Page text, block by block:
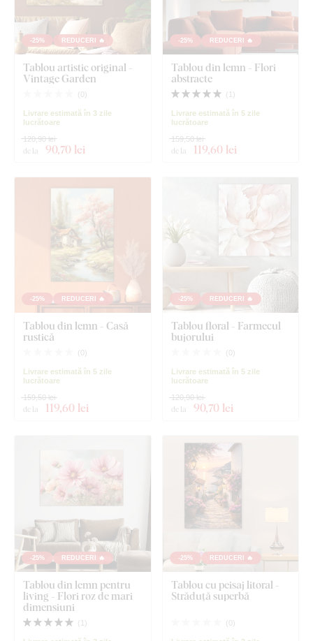
-25% REDUCERI 🔥
Tablou artistic original -
Vintage Garden
( 0)
Livrare estimată în 3 zile
lucrătoare
de la 90,70 lei
120,90 lei
-25% REDUCERI 🔥
Tablou din lemn - Flori
abstracte
( 1 )
Livrare estimată în 5 zile
lucrătoare
de la 119,60 lei
159,50 lei
-25% REDUCERI 🔥
Tablou din lemn - Casă
rustică
( 0)
Livrare estimată în 5 zile
lucrătoare
de la 119,60 lei
159,50 lei
-25% REDUCERI 🔥
Tablou floral - Farmecul
bujorului
( 0)
Livrare estimată în 5 zile
lucrătoare
de la 90,70 lei
120,90 lei
-25% REDUCERI 🔥
Tablou din lemn pentru
living - Flori roz de mari
dimensiuni
( 1 )
-25% REDUCERI 🔥
Tablou cu peisaj litoral -
Străduță superbă
( 0)